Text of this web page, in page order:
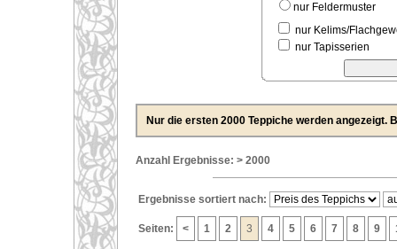
nur Feldermuster
nur Kelims/
nur Tapisserien
Nur die ersten 2000 Teppiche werden angezeigt.
Anzahl Ergebnisse: > 2000
Ergebnisse sortiert nach:
Seiten: < 1 2 3 4 5 6 7 8 9